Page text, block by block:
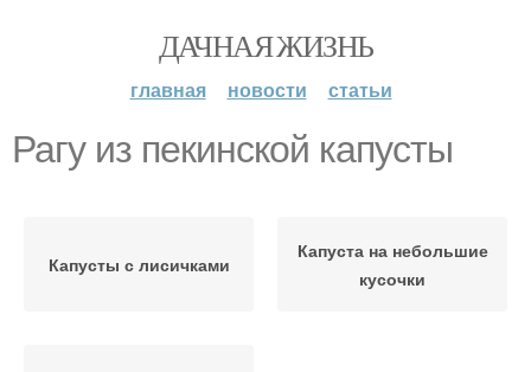
ДАЧНАЯ ЖИЗНЬ
главная новости статьи
Рагу из пекинской капусты
Капусты с лисичками
Капуста на небольшие
кусочки